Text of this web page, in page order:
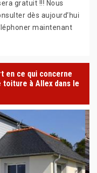
gratuit !!! Nous
dès aujourd’hui
maintenant
en ce qui concerne
toiture à Allex dans le